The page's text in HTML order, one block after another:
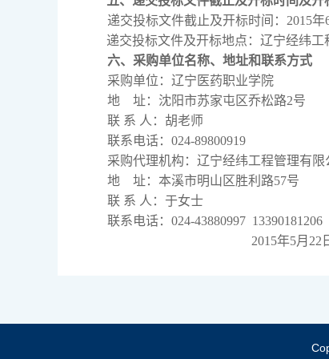
递交投标文件截止及开标时间：2015年
递交投标文件及开标地点：辽宁经纬工
六、采购单位名称、地址和联系方式
采购单位：辽宁医药职业学院
地 址：沈阳市苏家屯区乔松路2号
联 系 人：胡老师
联系电话：024-89800919
采购代理机构：辽宁经纬工程管理有限
地 址：本溪市明山区胜利路57号
联 系 人：于女士
联系电话：024-43880997 13390181206
2015年5月22